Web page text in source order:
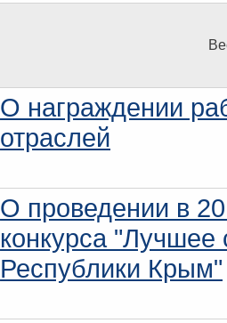
О награждении
отраслей
О проведении в
конкурса "Лучшее
Республики Крым"